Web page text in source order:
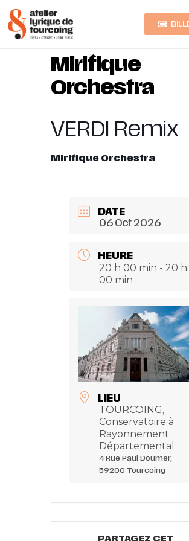
VERDI Remix
Mirifique
Orchestra
VERDI Remix
Mirifique Orchestra
DATE
06 Oct 2026
HEURE
20 h 00 min - 20 h
00 min
LIEU
TOURCOING,
Conservatoire à
Rayonnement
Départemental
4 Rue Paul Doumer,
59200 Tourcoing